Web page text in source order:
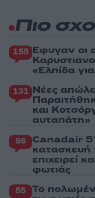
Πιο
155 Έφυγαν οι
«Ελπίδα
131 Νέες
και
αυταπάτη»
98 Canadair
κατασκευή
επιχειρεί
φωτιάς
55 Το